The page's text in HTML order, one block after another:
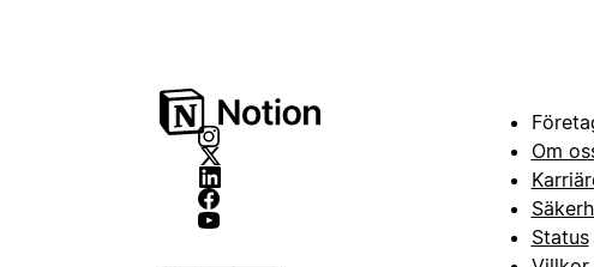
Om
Status